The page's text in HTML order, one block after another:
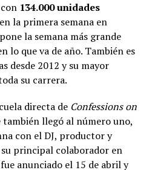
134.000 unidades
en la primera semana en
la semana más grande
lo que va de año. También es
desde 2012 y su mayor
su carrera.
directa de Confessions on
llegó al número uno,
con el DJ, productor y
principal colaborador en
anunciado el 15 de abril y